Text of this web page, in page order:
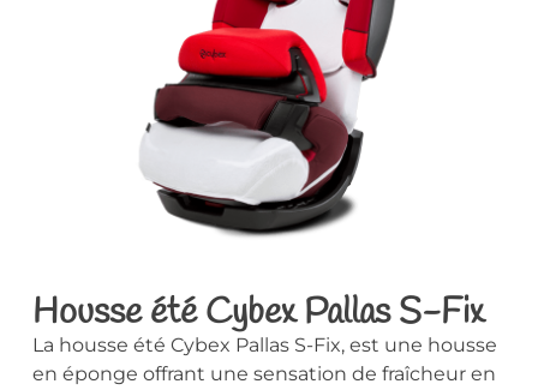
Housse été Cybex Pallas S-Fix
La housse été Cybex Pallas S-Fix, est une housse
en éponge offrant une sensation de fraîcheur en